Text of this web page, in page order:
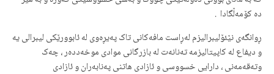
ده‌ کۆمه‌ڵگادا .
ڕوانگه‌ی نێئۆلیبرالیزم له‌ڕاست مافه‌کانی تاک په‌یڕه‌وی له‌ ئابوورێکی لیبرالی یه‌
و دیفاع له‌ کاپیتالیزمه‌ ته‌نانه‌ت له‌ بازرگانی موادی موخه‌دده‌ر ، چه‌ک
وته‌قه‌مه‌نی ، دارایی خسووسی و ئازادی هاتنی په‌نابه‌ران و ئازادی